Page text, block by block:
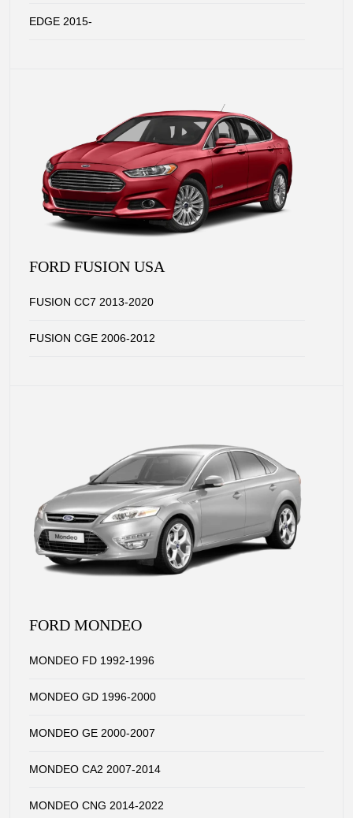
EDGE 2015-
FORD FUSION USA
FUSION CC7 2013-2020
FUSION CGE 2006-2012
FORD MONDEO
MONDEO FD 1992-1996
MONDEO GD 1996-2000
MONDEO GE 2000-2007
MONDEO CA2 2007-2014
MONDEO CNG 2014-2022